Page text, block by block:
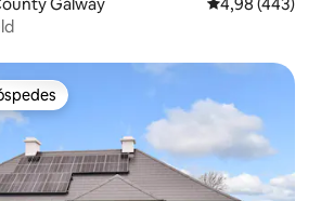
preferidos dos hóspedes